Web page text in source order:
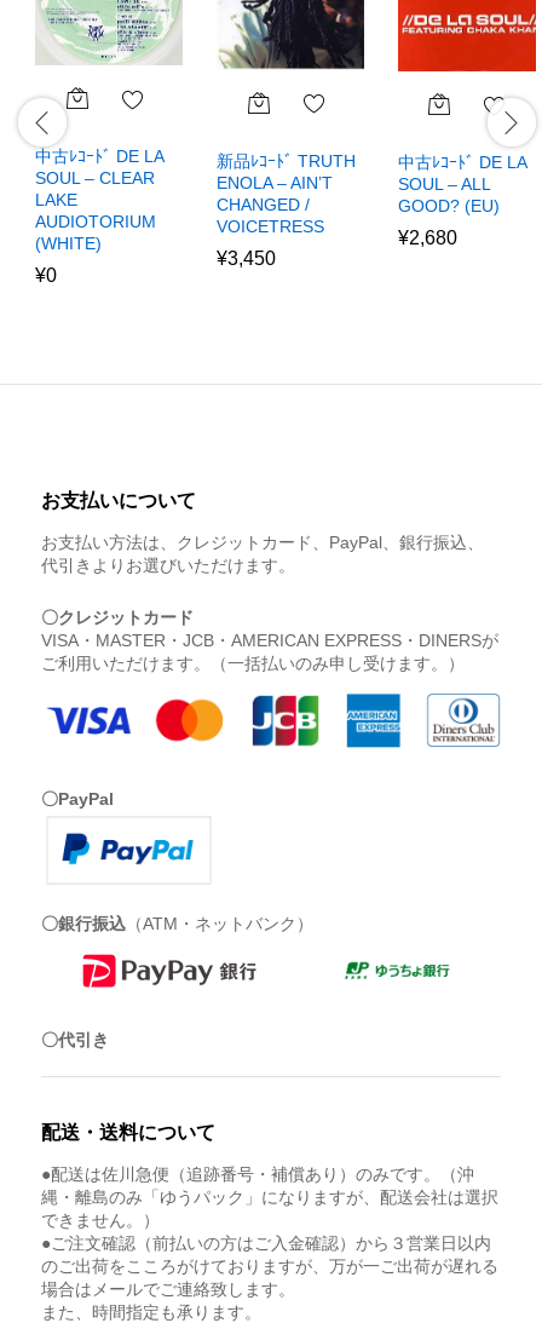
中古ﾚｺｰﾄﾞ DE LA
SOUL – CLEAR
LAKE
AUDIOTORIUM
(WHITE)
¥0
新品ﾚｺｰﾄﾞ TRUTH
ENOLA – AIN’T
CHANGED /
VOICETRESS
¥3,450
中古ﾚｺｰﾄﾞ DE LA
SOUL – ALL
GOOD? (EU)
¥2,680
お支払いについて
お支払い方法は、クレジットカード、PayPal、銀行振込、
代引きよりお選びいただけます。
〇クレジットカード
VISA・MASTER・JCB・AMERICAN EXPRESS・DINERSが
ご利用いただけます。（一括払いのみ申し受けます。）
〇PayPal
〇銀行振込 （ATM・ネットバンク）
〇代引き
配送・送料について
●配送は佐川急便（追跡番号・補償あり）のみです。（沖
縄・離島のみ「ゆうパック」になりますが、配送会社は選択
できません。）
●ご注文確認（前払いの方はご入金確認）から３営業日以内
のご出荷をこころがけておりますが、万が一ご出荷が遅れる
場合はメールでご連絡致します。
また、時間指定も承ります。